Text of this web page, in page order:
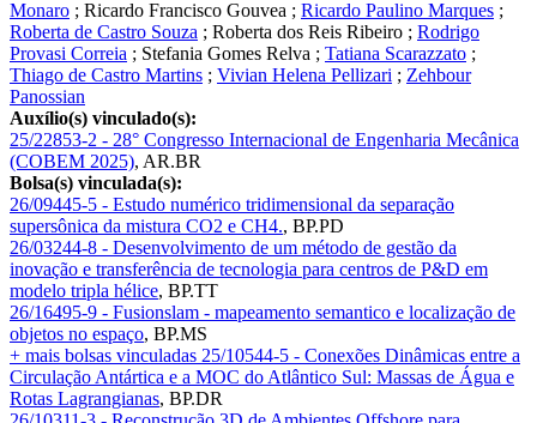
Monaro ; Ricardo Francisco Gouvea ; Ricardo Paulino Marques ;
Roberta de Castro Souza ; Roberta dos Reis Ribeiro ; Rodrigo
Provasi Correia ; Stefania Gomes Relva ; Tatiana Scarazzato ;
Thiago de Castro Martins ; Vivian Helena Pellizari ; Zehbour
Panossian
Auxílio(s) vinculado(s):
25/22853-2 - 28° Congresso Internacional de Engenharia Mecânica
(COBEM 2025), AR.BR
Bolsa(s) vinculada(s):
26/09445-5 - Estudo numérico tridimensional da separação
supersônica da mistura CO2 e CH4., BP.PD
26/03244-8 - Desenvolvimento de um método de gestão da
inovação e transferência de tecnologia para centros de P&D em
modelo tripla hélice, BP.TT
26/16495-9 - Fusionslam - mapeamento semantico e localização de
objetos no espaço, BP.MS
+ mais bolsas vinculadas 25/10544-5 - Conexões Dinâmicas entre a
Circulação Antártica e a MOC do Atlântico Sul: Massas de Água e
Rotas Lagrangianas, BP.DR